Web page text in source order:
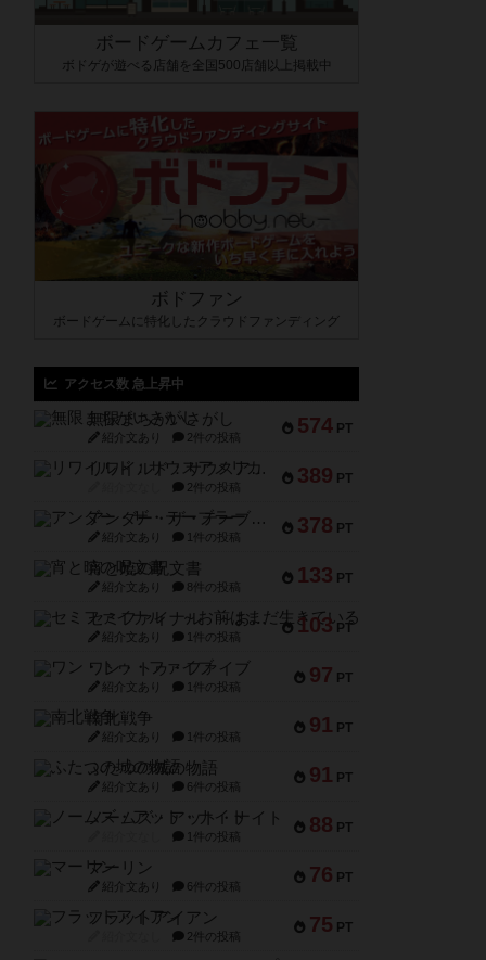
ボードゲームカフェ一覧
ボドゲが遊べる店舗を全国500店舗以上掲載中
ボドファン
ボードゲームに特化したクラウドファンディング
アクセス数 急上昇中
574 PT
無限まちがいさがし
紹介文あり 2件の投稿
389 PT
リワイルド：サウスアメリカ
2件の投稿
378 PT
アンダー・ザ・テーブラー
紹介文あり 1件の投稿
133 PT
宵と暁の呪文書
紹介文あり 8件の投稿
103 PT
セミファイナル ～お前はまだ生きている～
紹介文あり 1件の投稿
97 PT
ワン・トゥ・ファイブ
紹介文あり 1件の投稿
91 PT
南北戦争
紹介文あり 1件の投稿
91 PT
ふたつの城の物語
紹介文あり 6件の投稿
88 PT
ノームズ・アット・ナイト
1件の投稿
76 PT
マーリン
紹介文あり 6件の投稿
75 PT
フラットアイアン
2件の投稿